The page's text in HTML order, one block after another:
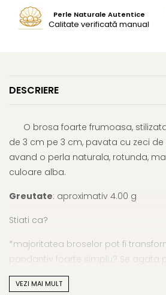
Perle Naturale Autentice
Calitate verificată manual
DESCRIERE
O brosa foarte frumoasa,
de 3 cm pe 3 cm, pavata cu zeci
avand o perla naturala, rotunda,
culoare alba.
Greutate: aproximativ 4.00 g
Stiati ca?
*majoritatea broselor pot fi
pandantiv foarte simplu? Se agata
orificiul dintre ac si brosa in sine;
VEZI MAI MULT